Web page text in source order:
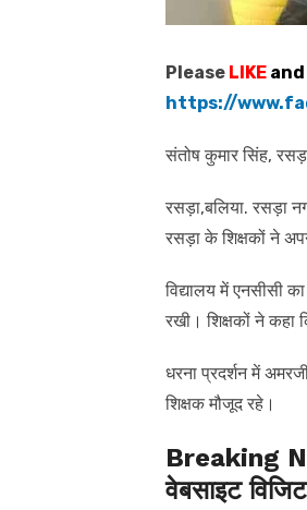
Please LIKE and
https://
संतोष कुमार सिंह,
रसड़ा,बलिया. रसड़ा
रसड़ा के शिक्षकों ने
विद्यालय में एनसीसी
रखी। शिक्षकों ने कहा
धरना प्रदर्शन में
शिक्षक मौजूद रहे।
Breaking
वेबसाइट